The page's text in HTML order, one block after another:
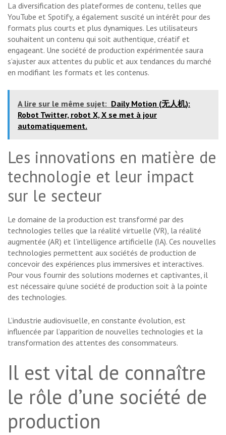
La diversification des plateformes de contenu, telles que
YouTube et Spotify, a également suscité un intérêt pour des
formats plus courts et plus dynamiques. Les utilisateurs
souhaitent un contenu qui soit authentique, créatif et
engageant. Une société de production expérimentée saura
s’ajuster aux attentes du public et aux tendances du marché
en modifiant les formats et les contenus.
A lire sur le même sujet: Daily Motion (无人机):
Robot Twitter, robot X, X se met à jour
automatiquement.
Les innovations en matière de
technologie et leur impact
sur le secteur
Le domaine de la production est transformé par des
technologies telles que la réalité virtuelle (VR), la réalité
augmentée (AR) et l’intelligence artificielle (IA). Ces nouvelles
technologies permettent aux sociétés de production de
concevoir des expériences plus immersives et interactives.
Pour vous fournir des solutions modernes et captivantes, il
est nécessaire qu’une société de production soit à la pointe
des technologies.
L’industrie audiovisuelle, en constante évolution, est
influencée par l’apparition de nouvelles technologies et la
transformation des attentes des consommateurs.
Il est vital de connaître
le rôle d’une société de
production